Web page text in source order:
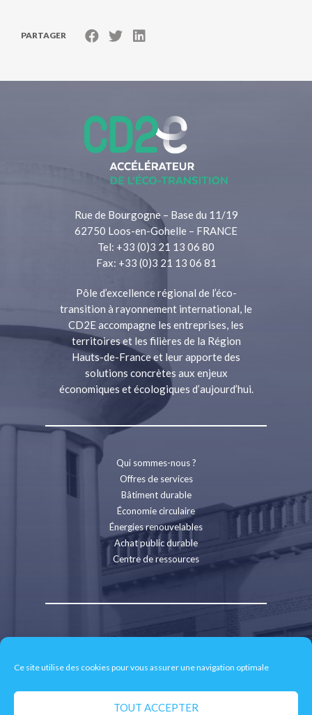
Ce site utilise des cookies pour vous assurer une navigation optimale
TOUT ACCEPTER
PARTAGER
Rue de Bourgogne – Base du 11/19
62750 Loos-en-Gohelle – FRANCE
Tel: +33 (0)3 21 13 06 80
Fax: +33 (0)3 21 13 06 81
Pôle d’excellence régional de l’éco-
transition à rayonnement international, le
CD2E accompagne les entreprises, les
territoires et les filières de la Région
Hauts-de-France et leur apporte des
solutions concrètes aux enjeux
économiques et écologiques d’aujourd’hui.
Qui sommes-nous ?
Offres de services
Bâtiment durable
Économie circulaire
Énergies renouvelables
Achat public durable
Centre de ressources
Contact
Espace presse
Politique de confidentialité